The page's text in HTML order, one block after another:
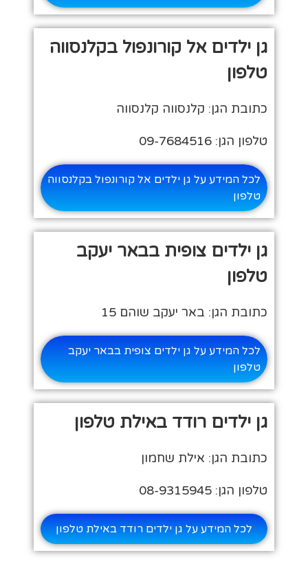
גן ילדים אל קורונפול בקלנסווה
טלפון
כתובת הגן: קלנסווה קלנסווה
טלפון הגן: 09-7684516
לכל המידע על גן ילדים אל קורונפול בקלנסווה
טלפון
גן ילדים צופית בבאר יעקב
טלפון
כתובת הגן: באר יעקב שוהם 15
לכל המידע על גן ילדים צופית בבאר יעקב
טלפון
גן ילדים רודד באילת טלפון
כתובת הגן: אילת שחמון
טלפון הגן: 08-9315945
לכל המידע על גן ילדים רודד באילת טלפון